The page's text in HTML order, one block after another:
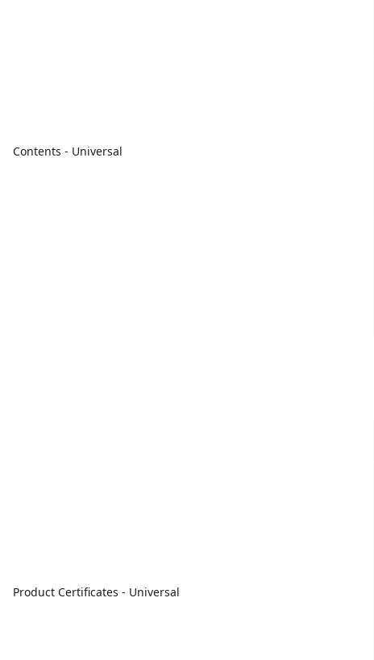
Contents - Universal
Product Certificates - Universal